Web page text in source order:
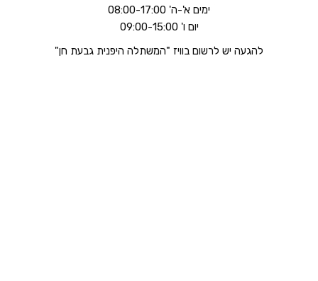
ימים א'-ה' 08:00-17:00
יום ו' 09:00-15:00
להגעה יש לרשום בוויז "המשתלה היפנית גבעת חן"